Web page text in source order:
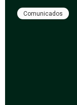
Comunicados